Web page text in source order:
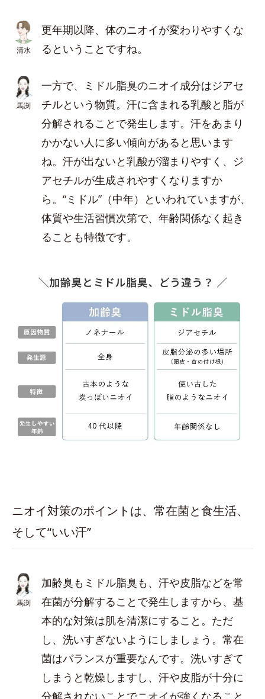
清水
更年期以降、体のニオイが変わりやすくな
るということですね。
馬渕
一方で、ミドル脂臭のニオイ成分はジアセ
チルという物質。汗に含まれる乳酸と脂が
分解されることで発生します。汗をあまり
かかない人に多い傾向があると思います
ね。汗が出ないと乳酸が溜まりやすく、ジ
アセチルが生成されやすくなりますか
ら。“ミドル”（中年）といわれていますが、
体質や生活習慣次第で、年齢関係なく起き
ることも特徴です。
ニオイ対策のポイントは、常在菌と食生活、
そして“いい汗”
馬渕
加齢臭もミドル脂臭も、汗や皮脂などを常
在菌が分解することで発生しますから、基
本的な対策は肌を清潔にすること。ただ
し、洗いすぎないようにしましょう。常在
菌はバランスが重要なんです。洗いすぎて
しまうと乾燥しますし、汗や皮脂が十分に
分解されないことでニオイが強くなること